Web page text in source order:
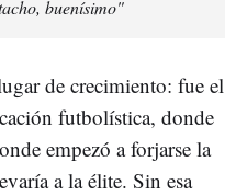
buenísimo"
de crecimiento: fue el
futbolística, donde
empezó a forjarse la
a la élite. Sin esa